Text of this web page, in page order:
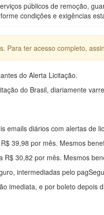
públicos de remoção,
condições e exigências
Para ter acesso completo,
do Alerta Licitação.
do Brasil, diariamente
emails diários com alertas de
39,98 por mês. Mesmos
R$ 30,82 por mês. Mesmos
intermediadas pelo
imediata, e por boleto depois